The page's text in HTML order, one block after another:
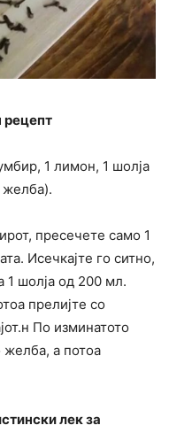
рецепт
1 лимон, 1 шолја
желба).
пресечете само 1
Исечкајте го ситно,
1 шолја од 200 мл.
прелијте со
По изминатото
желба, а потоа
лек за